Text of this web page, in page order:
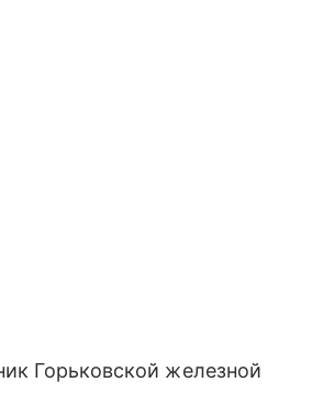
Горьковской железной